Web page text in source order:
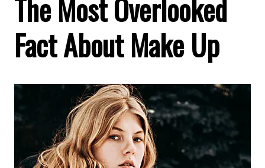
The Most Overlooked
Fact About Make Up